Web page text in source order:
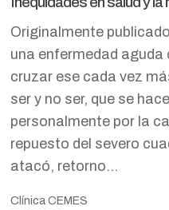
la
mentira
(II)
Originalmente
una enfermedad aguda
cruzar ese cada vez
ser y no ser, que se
personalmente por la
repuesto del severo
atacó, retorno…
Clínica CEMES